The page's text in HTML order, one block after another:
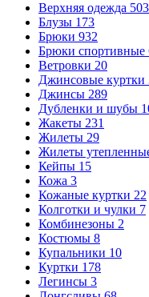
Верхняя одежда 503
Блузы 173
Брюки 932
Брюки спортивные
Ветровки 20
Джинсовые куртки
Джинсы 289
Дубленки и шубы
Жакеты 231
Жилеты 29
Жилеты
Кейпы 15
Кожа 3
Кожаные куртки 22
Колготки и чулки 7
Комбинезоны 2
Костюмы 8
Купальники 10
Куртки 178
Легинсы 3